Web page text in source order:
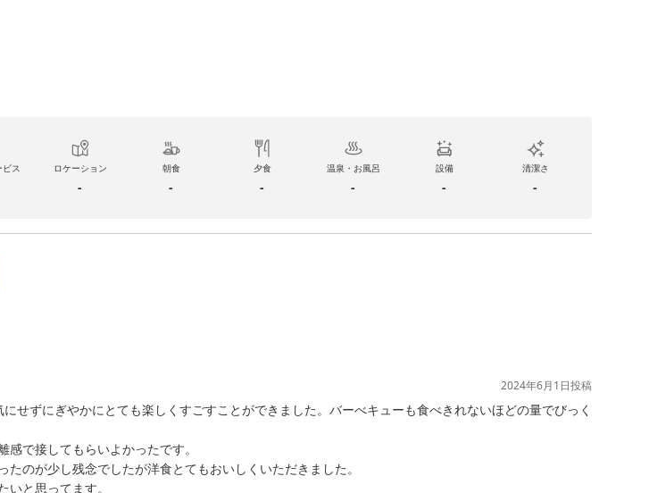
ス ロケーション
-
朝食
-
夕食
-
温泉・お風呂
-
設備
-
清潔さ
-
2024年6月1日投稿
せずにぎやかにとても楽しくすごすことができました。バーべキューも食べきれないほどの量でびっく
で接してもらいよかったです。
たのが少し残念でしたが洋食とてもおいしくいただきました。